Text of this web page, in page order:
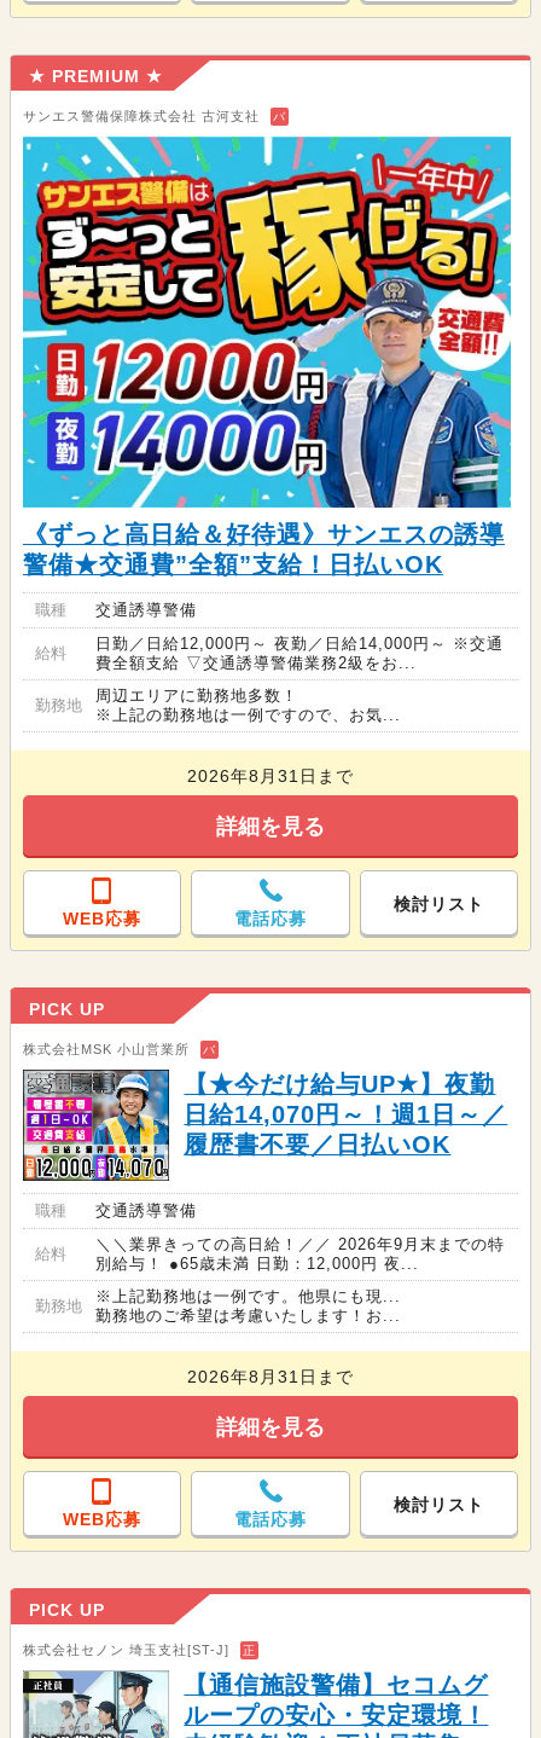
★ PREMIUM ★
サンエス警備保障株式会社 古河支社 バ
《ずっと高日給＆好待遇》サンエスの誘導
警備★交通費”全額”支給！日払いOK
職種 交通誘導警備
給料
日勤／日給12,000円～ 夜勤／日給14,000円～ ※交通
費全額支給 ▽交通誘導警備業務2級をお...
勤務地
周辺エリアに勤務地多数！
※上記の勤務地は一例ですので、お気...
2026年8月31日まで
詳細を見る
WEB応募 電話応募
検討リスト
PICK UP
株式会社MSK 小山営業所 バ
【★今だけ給与UP★】夜勤
日給14,070円～！週1日～／
履歴書不要／日払いOK
職種 交通誘導警備
給料
＼＼業界きっての高日給！／／ 2026年9月末までの特
別給与！ ●65歳未満 日勤：12,000円 夜...
勤務地
※上記勤務地は一例です。他県にも現...
勤務地のご希望は考慮いたします！お...
2026年8月31日まで
詳細を見る
WEB応募 電話応募
検討リスト
PICK UP
株式会社セノン 埼玉支社[ST-J] 正
【通信施設警備】セコムグ
ループの安心・安定環境！